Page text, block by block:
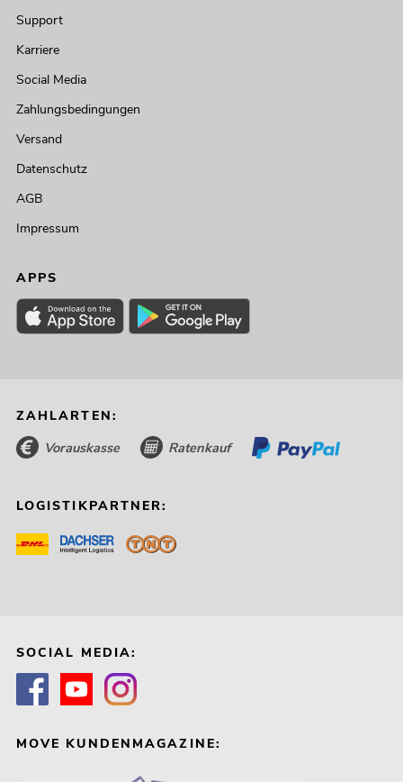
Support
Karriere
Social Media
Zahlungsbedingungen
Versand
Datenschutz
AGB
Impressum
APPS
ZAHLARTEN:
Vorauskasse Ratenkauf
LOGISTIKPARTNER:
SOCIAL MEDIA:
MOVE KUNDENMAGAZINE: